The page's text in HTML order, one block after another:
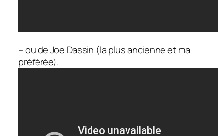
– ou de Joe Dassin (la plus ancienne et ma
préférée).